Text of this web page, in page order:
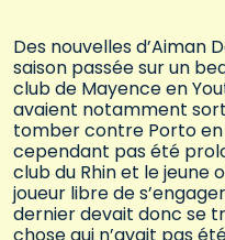
Des nouvelles d’Aiman
saison passée sur un
club de Mayence en
avaient notamment
tomber contre Porto en
cependant pas été
club du Rhin et le jeune
joueur libre de
dernier devait donc se
chose qui n’avait pas